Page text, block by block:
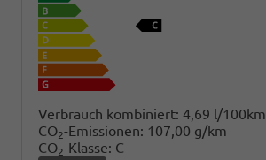
Verbrauch kombiniert: 4,69 l/100km
CO2-Emissionen: 107,00 g/km
CO2-Klasse: C